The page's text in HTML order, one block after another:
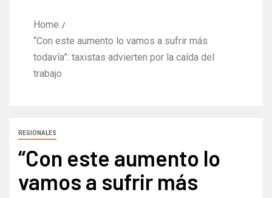
Home
“Con este aumento lo vamos a sufrir más
todavía”: taxistas advierten por la caída del
trabajo​
REGIONALES
“Con este aumento lo
vamos a sufrir más